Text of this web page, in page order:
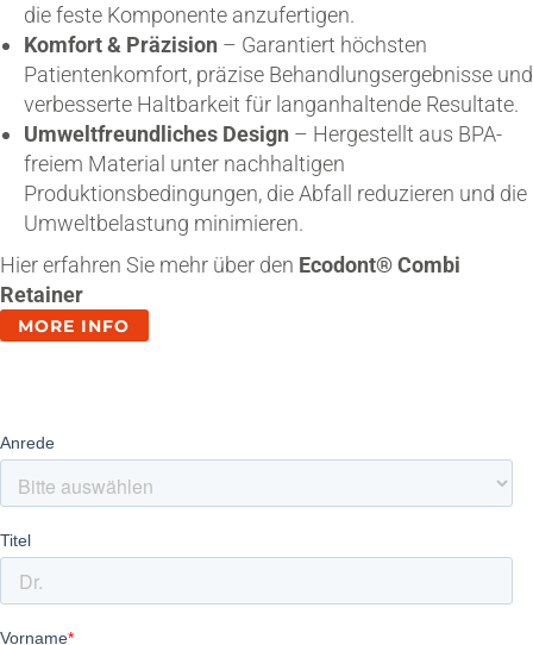
die feste Komponente anzufertigen.
Komfort & Präzision – Garantiert höchsten
Patientenkomfort, präzise Behandlungsergebnisse und
verbesserte Haltbarkeit für langanhaltende Resultate.
Umweltfreundliches Design – Hergestellt aus BPA-
freiem Material unter nachhaltigen
Produktionsbedingungen, die Abfall reduzieren und die
Umweltbelastung minimieren.
Hier erfahren Sie mehr über den Ecodont® Combi
Retainer
MORE INFO